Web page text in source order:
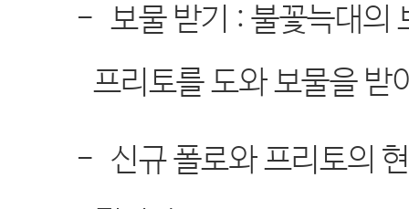
- 보물 받기 :불꽃늑대의
프리토를 도와 보물을 받
- 신규 폴로와 프리토의